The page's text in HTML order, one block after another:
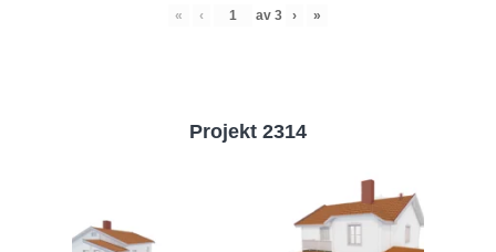
« ‹ av 3 › »
Projekt 2314